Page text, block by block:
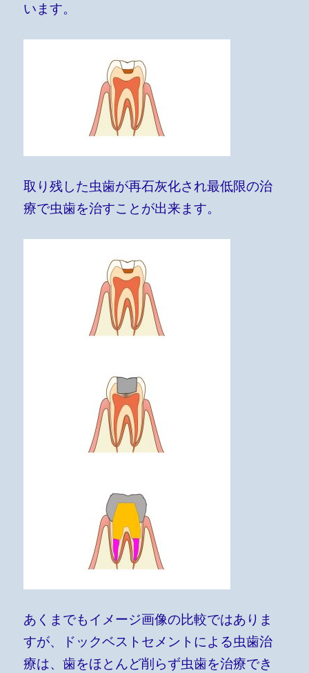
います。
取り残した虫歯が再石灰化され最低限の治
療で虫歯を治すことが出来ます。
あくまでもイメージ画像の比較ではありま
すが、ドックベストセメントによる虫歯治
療は、歯をほとんど削らず虫歯を治療でき